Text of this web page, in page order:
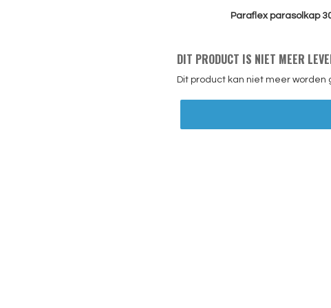
Paraflex parasolkap
DIT PRODUCT IS NIET MEER
Dit product kan niet meer